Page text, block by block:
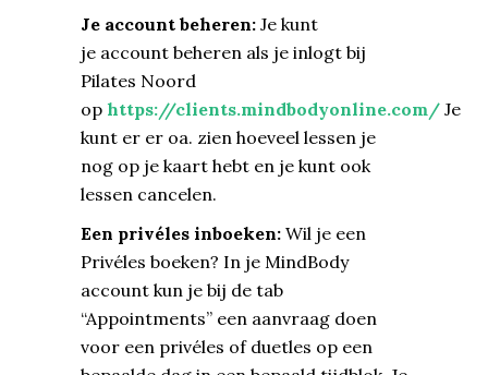
Je account beheren: Je kunt
je account beheren als je inlogt bij
Pilates Noord
op https://clients.mindbodyonline.com/ Je
kunt er er oa. zien hoeveel lessen je
nog op je kaart hebt en je kunt ook
lessen cancelen.
Een privéles inboeken: Wil je een
Privéles boeken? In je MindBody
account kun je bij de tab
“Appointments” een aanvraag doen
voor een privéles of duetles op een